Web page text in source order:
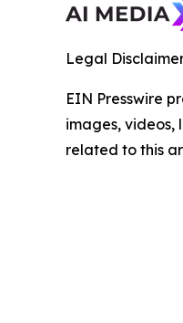
Legal
EIN Presswire
images, videos,
related to this